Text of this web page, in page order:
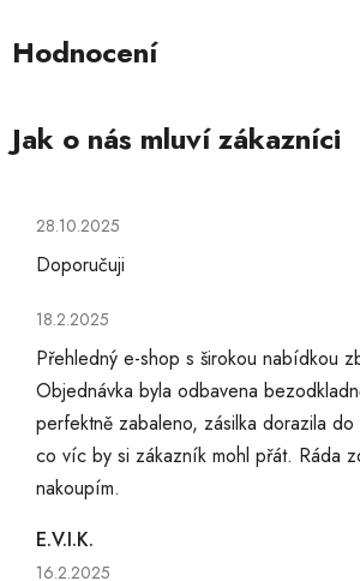
Hodnocení
Hodnocení obchodu je 5 z 5 hvězdiček.
28.10.2025
Doporučuji
Hodnocení obchodu je 5 z 5 hvězdiček.
18.2.2025
Přehledný e-shop s širokou nabídkou
Objednávka byla odbavena
perfektně zabaleno, zásilka dorazila
co víc by si zákazník mohl přát. Ráda
nakoupím.
E.V.I.K.
Hodnocení obchodu je 5 z 5 hvězdiček.
16.2.2025